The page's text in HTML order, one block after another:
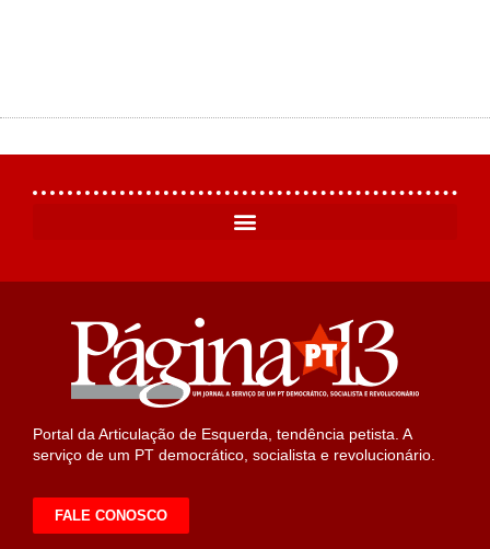
Portal da Articulação de Esquerda, tendência petista. A
serviço de um PT democrático, socialista e revolucionário.
FALE CONOSCO